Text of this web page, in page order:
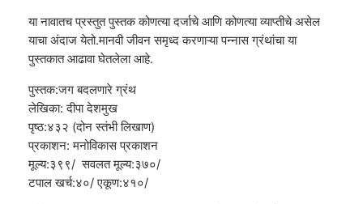
या नावातच प्रस्तुत पुस्तक कोणत्या दर्जाचे आणि कोणत्या व्याप्तीचे असेल
याचा अंदाज येतो.मानवी जीवन समृध्द करणाऱ्या पन्नास ग्रंथांचा या
पुस्तकात आढावा घेतलेला आहे.
पुस्तक:जग बदलणारे ग्रंथ
लेखिका: दीपा देशमुख
पृष्ठ:४३२ (दोन स्तंभी लिखाण)
प्रकाशन: मनोविकास प्रकाशन
मूल्य:३९९/ सवलत मूल्य:३७०/
टपाल खर्च:४०/ एकूण:४१०/